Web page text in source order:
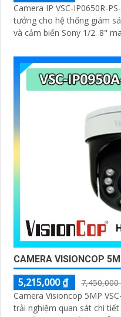
Camera IP VSC-IP0650R-
tưởng cho hệ thống giám
và cảm biến Sony 1/2. 8"
CAMERA VISIONCOP
5,215,000 ₫
7,450,000
Camera Visioncop 5MP
trải nghiệm quan sát chi